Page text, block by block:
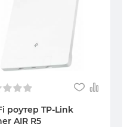
роутер TP-Link
AIR R5